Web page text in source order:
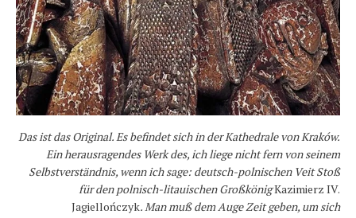
Das ist das Original. Es befindet sich in der Kathedrale von Kraków.
Ein herausragendes Werk des, ich liege nicht fern von seinem
Selbstverständnis, wenn ich sage: deutsch-polnischen Veit Stoß
für den polnisch-litauischen GroßkönigKazimierz IV.
Jagiellończyk. Man muß dem Auge Zeit geben, um sich